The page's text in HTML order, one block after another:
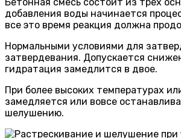
добавления воды начинается
все это время реакция должна
Нормальными условиями для
затвердевания. Допускается
гидратация замедлится в двое.
При более высоких температурах
замедляется или вовсе
шелушению.